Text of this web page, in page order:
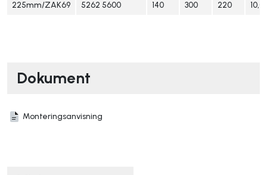
225mm/ZAK69
5262 5600 140 300 220
Dokument
Monteringsanvisning